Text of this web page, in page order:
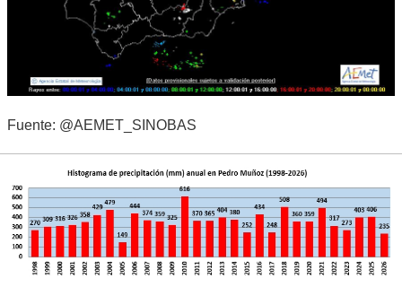
Fuente: @AEMET_SINOBAS